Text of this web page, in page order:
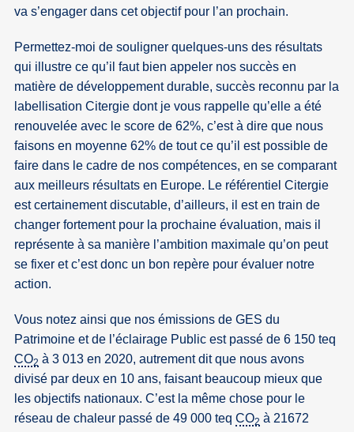
va s’engager dans cet objectif pour l’an prochain.
Permettez-moi de souligner quelques-uns des résultats
qui illustre ce qu’il faut bien appeler nos succès en
matière de développement durable, succès reconnu par la
labellisation Citergie dont je vous rappelle qu’elle a été
renouvelée avec le score de 62%, c’est à dire que nous
faisons en moyenne 62% de tout ce qu’il est possible de
faire dans le cadre de nos compétences, en se comparant
aux meilleurs résultats en Europe. Le référentiel Citergie
est certainement discutable, d’ailleurs, il est en train de
changer fortement pour la prochaine évaluation, mais il
représente à sa manière l’ambition maximale qu’on peut
se fixer et c’est donc un bon repère pour évaluer notre
action.
Vous notez ainsi que nos émissions de GES du
Patrimoine et de l’éclairage Public est passé de 6 150 teq
CO2 à 3 013 en 2020, autrement dit que nous avons
divisé par deux en 10 ans, faisant beaucoup mieux que
les objectifs nationaux. C’est la même chose pour le
réseau de chaleur passé de 49 000 teqCO2 à 21672